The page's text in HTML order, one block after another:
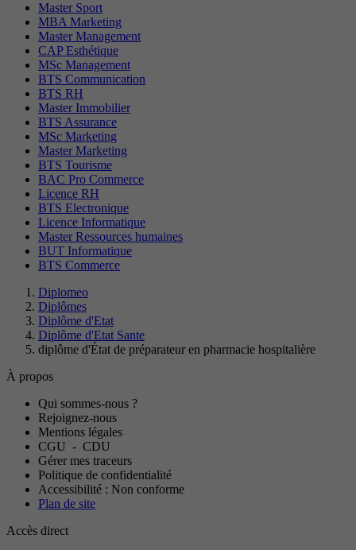
Master Sport
MBA Marketing
Master Management
CAP Esthétique
MSc Management
BTS Communication
BTS RH
Master Immobilier
BTS Assurance
MSc Marketing
Master Marketing
BTS Tourisme
BAC Pro Commerce
Licence RH
BTS Electronique
Licence Informatique
Master Ressources humaines
BUT Informatique
BTS Commerce
Diplomeo
Diplômes
Diplôme d'Etat
Diplôme d'Etat Sante
diplôme d'État de préparateur en pharmacie hospitalière
À propos
Qui sommes-nous ?
Rejoignez-nous
Mentions légales
CGU - CDU
Gérer mes traceurs
Politique de confidentialité
Accessibilité : Non conforme
Plan de site
Accès direct